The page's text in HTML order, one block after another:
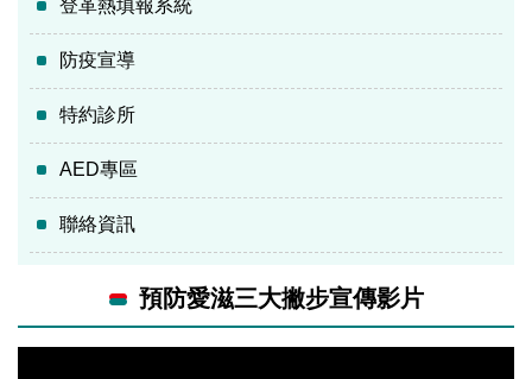
登革熱填報系統
防疫宣導
特約診所
AED專區
聯絡資訊
預防愛滋三大撇步宣傳影片